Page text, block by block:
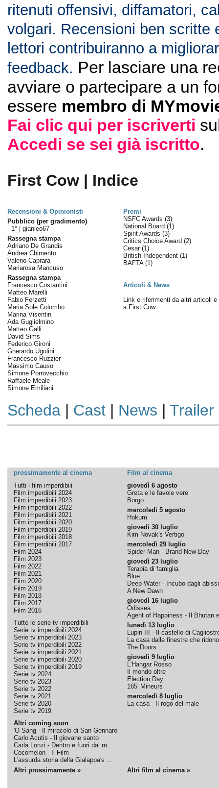
ritenuti offensivi, diffamatori,
volgari. Recensioni ben scritte
lettori contribuiranno a
feedback. Per lasciare una
avviare o partecipare a un
essere membro di
Fai clic qui per iscriverti
Accedi se sei già iscritto.
First Cow | Indice
Recensioni & Opinionisti
Premi
Pubblico (per gradimento)
1° | gianleo67
Rassegna stampa
Adriano De Grandis
Andrea Chimento
Valerio Caprara
Mariarosa Mancuso
Rassegna stampa
Francesco Costantini
Matteo Marelli
Fabio Ferzetti
Maria Sole Colombo
Marina Visentin
Ada Guglielmino
Matteo Galli
David Sims
Federico Gironi
Gherardo Ugolini
Francesco Ruzzier
Massimo Causo
Simone Porrovecchio
Raffaele Meale
Simone Emiliani
NSFC Awards (3)
National Board (1)
Spirit Awards (3)
Critics Choice Award (2)
Cesar (1)
British Independent (1)
BAFTA (1)
Articoli & News
Link e riferimenti da altri articoli e
a First Cow
Scheda| Cast| News | Trailer
prossimamente al cinema
Film al cinema
Tutti i film imperdibili
Film imperdibili 2024
Film imperdibili 2023
Film imperdibili 2022
Film imperdibili 2021
Film imperdibili 2020
Film imperdibili 2019
Film imperdibili 2018
Film imperdibili 2017
Film 2024
Film 2023
Film 2022
Film 2021
Film 2020
Film 2019
Film 2018
Film 2017
Film 2016
Tutte le serie tv imperdibili
Serie tv imperdibili 2024
Serie tv imperdibili 2023
Serie tv imperdibili 2022
Serie tv imperdibili 2021
Serie tv imperdibili 2020
Serie tv imperdibili 2019
Serie tv 2024
Serie tv 2023
Serie tv 2022
Serie tv 2021
Serie tv 2020
Serie tv 2019
Altri coming soon
'O Sang - Il miracolo di San Gennaro
Carlo Acutis - Il giovane santo
Carla Lonzi - Dentro e fuori dal m...
Cocomelon - Il Film
L'assurda storia della Gialappa's ...
giovedì 6 agosto
Greta e le favole vere
Borgo
mercoledì 5 agosto
Hokum
giovedì 30 luglio
Kim Novak's Vertigo
mercoledì 29 luglio
Spider-Man - Brand New Day
giovedì 23 luglio
Terapia di famiglia
Blue
Deep Water - Incubo dagli abissi
A New Dawn
giovedì 16 luglio
Odissea
Agent of Happiness - Il Bhutan
lunedì 13 luglio
Lupin III - Il castello di
La casa dalle finestre che ridono
The Doors
giovedì 9 luglio
L'Hangar Rosso
Il mondo oltre
Election Day
165' Mineurs
mercoledì 8 luglio
La casa - Il rogo del male
Altri prossimamente » Altri film al cinema »